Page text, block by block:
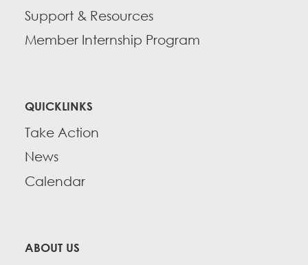
Support & Resources
Member Internship Program
QUICKLINKS
Take Action
News
Calendar
ABOUT US